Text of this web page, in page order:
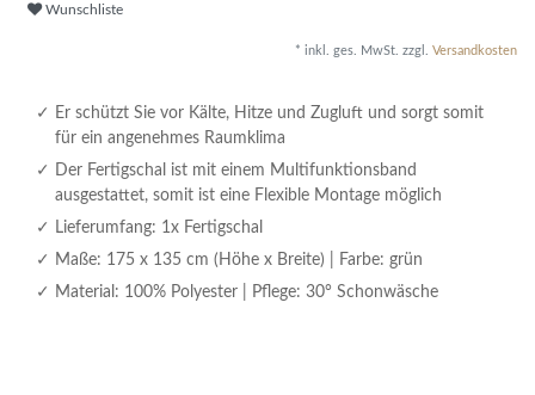
Wunschliste
* inkl. ges. MwSt. zzgl. Versandkosten
Er schützt Sie vor Kälte, Hitze und Zugluft und sorgt somit
für ein angenehmes Raumklima
Der Fertigschal ist mit einem Multifunktionsband
ausgestattet, somit ist eine Flexible Montage möglich
Lieferumfang: 1x Fertigschal
Maße: 175 x 135 cm (Höhe x Breite) | Farbe: grün
Material: 100% Polyester | Pflege: 30° Schonwäsche